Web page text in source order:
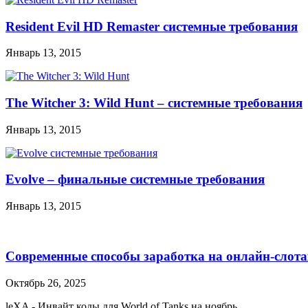
Resident Evil HD Remaster системные требования
Январь 13, 2015
The Witcher 3: Wild Hunt – системные требования
Январь 13, 2015
Evolve – финальные системные требования
Январь 13, 2015
Современные способы заработка на онлайн-
Октябрь 26, 2025